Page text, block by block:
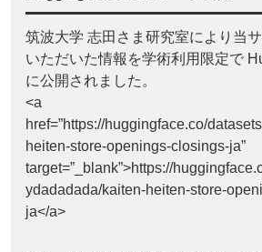
筑波大学 志田さま研究室により当
いただいた情報を学術利用限定で
に公開されました。
<a
href=”https://huggingface.co/
heiten-store-openings-closings-ja”
target=”_blank”>https://
ydadadada/kaiten-heiten-store-
ja</a>